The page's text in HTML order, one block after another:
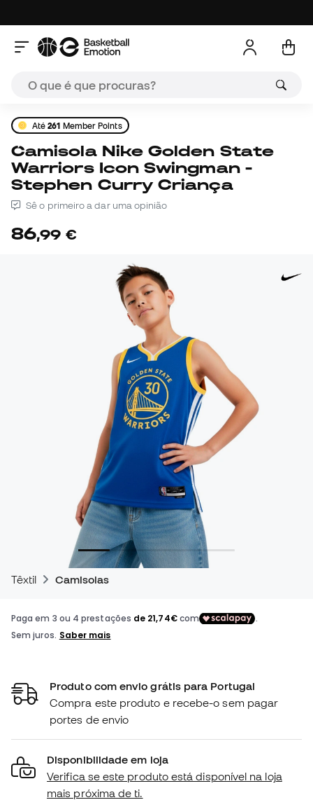
Até261 Member Points
Camisola Nike Golden State
Warriors Icon Swingman -
Stephen Curry Criança
Sê o primeiro a dar uma opinião
86,99 €
Têxtil Camisolas
Produto com envio grátis para Portugal
Compra este produto e recebe-o sem pagar
portes de envio
Disponibilidade em loja
Verifica se este produto está disponível na loja
mais próxima de ti.